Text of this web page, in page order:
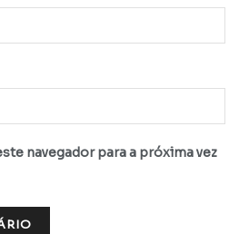
navegador para a próxima vez